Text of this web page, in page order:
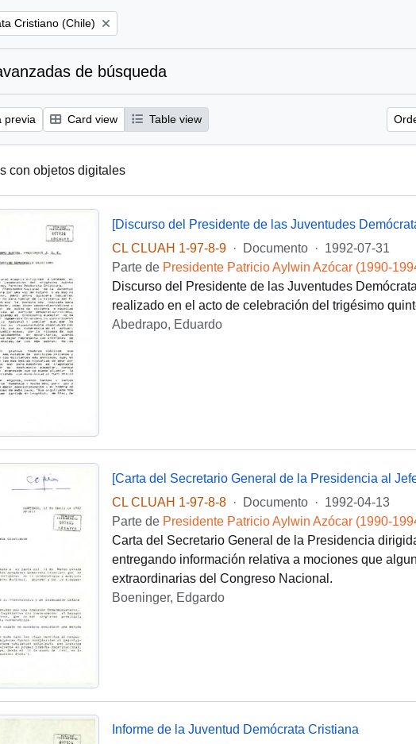
Cristiano (Chile)
de búsqueda
previa Card view Table view
con objetos digitales
[Discurso del Presidente de las Juventudes
CL CLUAH 1-97-8-9
· Documento · 1992-07-31
Parte de Presidente Patricio Aylwin Azócar (1990-
Discurso del Presidente de las Juventudes
realizado en el acto de celebración del trigésimo
Abedrapo, Eduardo
[Carta del Secretario General de la Presidencia al
CL CLUAH 1-97-8-8
· Documento · 1992-04-13
Parte de Presidente Patricio Aylwin Azócar (1990-
Carta del Secretario General de la Presidencia
entregando información relativa a mociones que
extraordinarias del Congreso Nacional.
Boeninger, Edgardo
Informe de la Juventud Demócrata Cristiana